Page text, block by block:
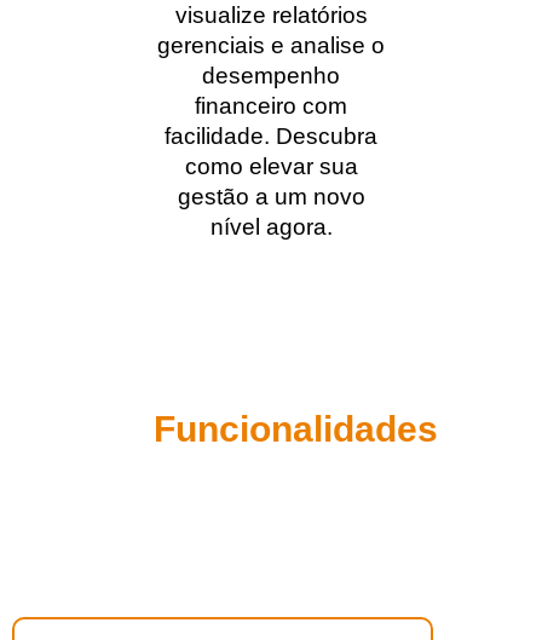
visualize relatórios
gerenciais e analise o
desempenho
financeiro com
facilidade. Descubra
como elevar sua
gestão a um novo
nível agora.
Funcionalidades